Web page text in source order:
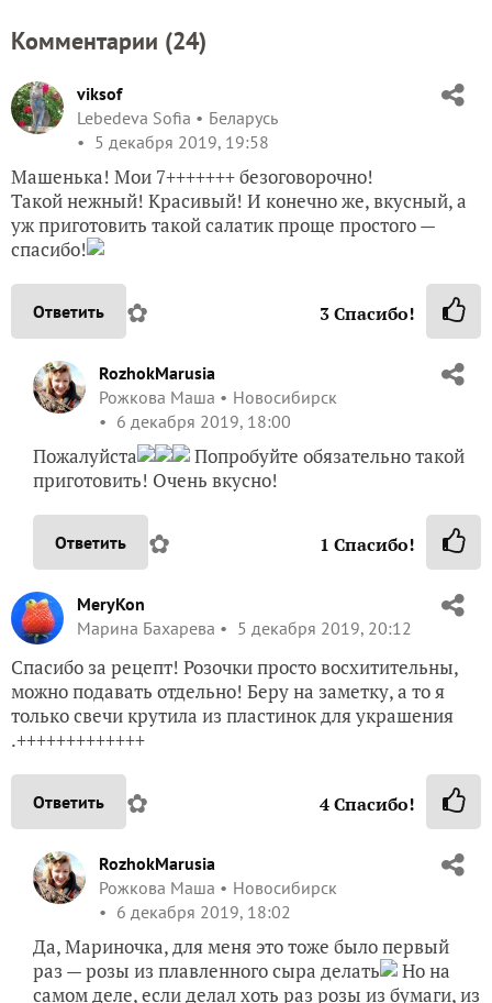
Комментарии (24)
viksof
Lebedeva Sofia
Беларусь
5 декабря 2019, 19:58
Машенька! Мои 7+++++++ безоговорочно!
Такой нежный! Красивый! И конечно же, вкусный, а
уж приготовить такой салатик проще простого —
спасибо!
Ответить ✿ 3Спасибо!
RozhokMarusia
Рожкова Маша
Новосибирск
6 декабря 2019, 18:00
Пожалуйста
Попробуйте обязательно такой
приготовить! Очень вкусно!
Ответить ✿ 1 Спасибо!
MeryKon
Марина Бахарева
5 декабря 2019, 20:12
Спасибо за рецепт! Розочки просто восхитительны,
можно подавать отдельно! Беру на заметку, а то я
только свечи крутила из пластинок для украшения
.+++++++++++++
Ответить ✿ 4Спасибо!
RozhokMarusia
Рожкова Маша
Новосибирск
6 декабря 2019, 18:02
Да, Мариночка, для меня это тоже было первый
раз — розы из плавленного сыра делать
Но на
самом деле, если делал хоть раз розы из бумаги, из